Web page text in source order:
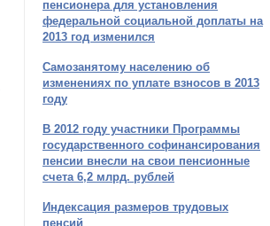
пенсионера для установления
федеральной социальной доплаты на
2013 год изменился
Самозанятому населению об
изменениях по уплате взносов в 2013
году
В 2012 году участники Программы
государственного софинансирования
пенсии внесли на свои пенсионные
счета 6,2 млрд. рублей
Индексация размеров трудовых
пенсий